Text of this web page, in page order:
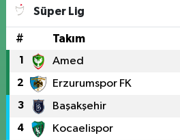
Süper Lig
# Takım
1 Amed
2 Erzurumspor FK
3 Başakşehir
4 Kocaelispor